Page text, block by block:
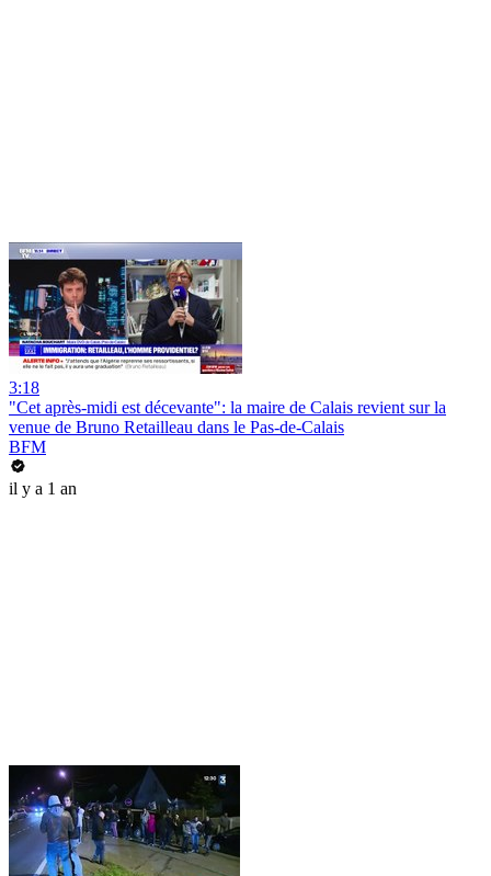
3:18
"Cet après-midi est décevante": la maire de Calais revient sur la
venue de Bruno Retailleau dans le Pas-de-Calais
BFM
il y a 1 an